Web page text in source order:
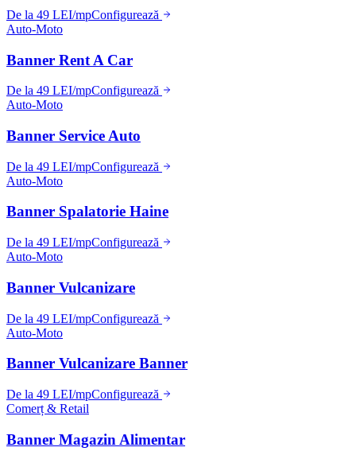
De la 49 LEI/mpConfigurează
Auto-Moto
Banner Rent A Car
De la 49 LEI/mpConfigurează
Auto-Moto
Banner Service Auto
De la 49 LEI/mpConfigurează
Auto-Moto
Banner Spalatorie Haine
De la 49 LEI/mpConfigurează
Auto-Moto
Banner Vulcanizare
De la 49 LEI/mpConfigurează
Auto-Moto
Banner Vulcanizare Banner
De la 49 LEI/mpConfigurează
Comerț & Retail
Banner Magazin Alimentar